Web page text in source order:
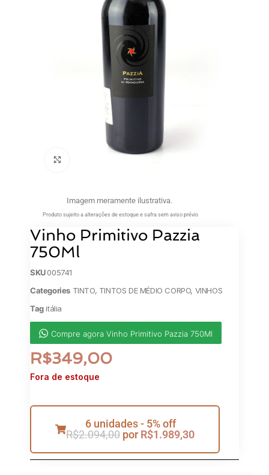
Imagem meramente ilustrativa.
Produto sujeito a alterações de estoque e safra sem aviso prévio
Vinho Primitivo Pazzia
750Ml
SKU005741
Categories TINTO, TINTOS DE MÉDIO CORPO, VINHOS
Tag itália
Compre agora Vinho Primitivo Pazzia 750Ml
R$349,00
Fora de estoque
6 unidades - 5% off
R$2.094,00 por R$1.989,30